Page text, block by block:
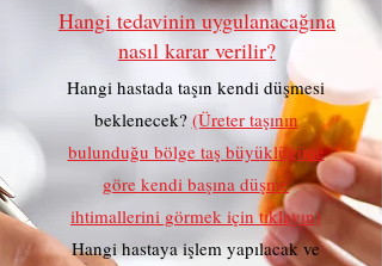
Hangi tedavinin uygulanacağına
nasıl karar verilir?
Hangi hastada taşın kendi düşmesi
beklenecek? (Üreter taşının
bulunduğu bölge taş büyüklüğüne
göre kendi başına düşme
ihtimallerini görmek için tıklayın)
Hangi hastaya işlem yapılacak ve